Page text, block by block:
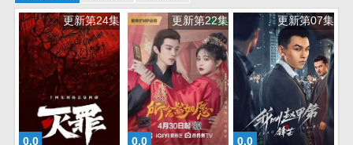
0.0
更新第24集
0.0
更新第22集
0.0
更新第07集